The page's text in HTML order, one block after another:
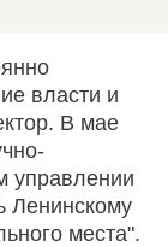
власти и
В мае
управлении
Ленинскому
места".